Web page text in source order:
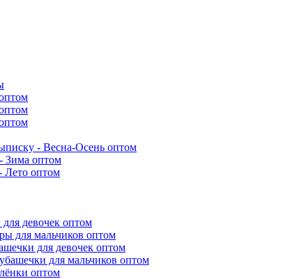
- Весна-Осень оптом
Зима оптом
Лето оптом
девочек оптом
для мальчиков оптом
для девочек оптом
для мальчиков оптом
оптом